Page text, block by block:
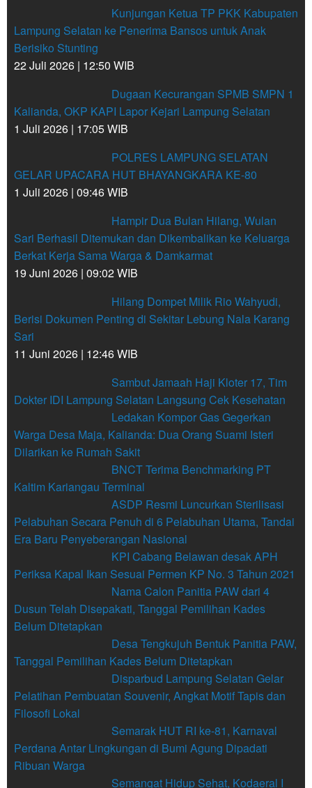
Kunjungan Ketua TP PKK Kabupaten
Lampung Selatan ke Penerima Bansos untuk Anak
Berisiko Stunting
22 Juli 2026 | 12:50 WIB
Dugaan Kecurangan SPMB SMPN 1
Kalianda, OKP KAPI Lapor Kejari Lampung Selatan
1 Juli 2026 | 17:05 WIB
POLRES LAMPUNG SELATAN
GELAR UPACARA HUT BHAYANGKARA KE-80
1 Juli 2026 | 09:46 WIB
Hampir Dua Bulan Hilang, Wulan
Sari Berhasil Ditemukan dan Dikembalikan ke Keluarga
Berkat Kerja Sama Warga & Damkarmat
19 Juni 2026 | 09:02 WIB
Hilang Dompet Milik Rio Wahyudi,
Berisi Dokumen Penting di Sekitar Lebung Nala Karang
Sari
11 Juni 2026 | 12:46 WIB
Sambut Jamaah Haji Kloter 17, Tim
Dokter IDI Lampung Selatan Langsung Cek Kesehatan
Ledakan Kompor Gas Gegerkan
Warga Desa Maja, Kalianda: Dua Orang Suami Isteri
Dilarikan ke Rumah Sakit
BNCT Terima Benchmarking PT
Kaltim Kariangau Terminal
ASDP Resmi Luncurkan Sterilisasi
Pelabuhan Secara Penuh di 6 Pelabuhan Utama, Tandai
Era Baru Penyeberangan Nasional
KPI Cabang Belawan desak APH
Periksa Kapal Ikan Sesuai Permen KP No. 3 Tahun 2021
Nama Calon Panitia PAW dari 4
Dusun Telah Disepakati, Tanggal Pemilihan Kades
Belum Ditetapkan
Desa Tengkujuh Bentuk Panitia PAW,
Tanggal Pemilihan Kades Belum Ditetapkan
Disparbud Lampung Selatan Gelar
Pelatihan Pembuatan Souvenir, Angkat Motif Tapis dan
Filosofi Lokal
Semarak HUT RI ke-81, Karnaval
Perdana Antar Lingkungan di Bumi Agung Dipadati
Ribuan Warga
Semangat Hidup Sehat, Kodaeral I